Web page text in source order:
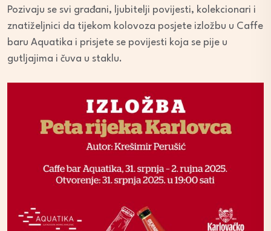
Pozivaju se svi građani, ljubitelji povijesti, kolekcionari i
znatiželjnici da tijekom kolovoza posjete izložbu u Caffe
baru Aquatika i prisjete se povijesti koja se pije u
gutljajima i čuva u staklu.